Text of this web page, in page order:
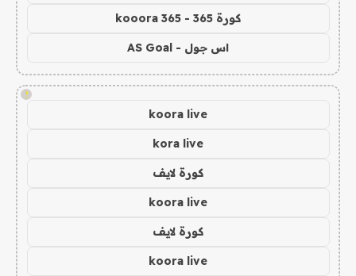
كورة 365 - kooora 365
اس جول - AS Goal
!
koora live
kora live
كورة لايف
koora live
كورة لايف
koora live